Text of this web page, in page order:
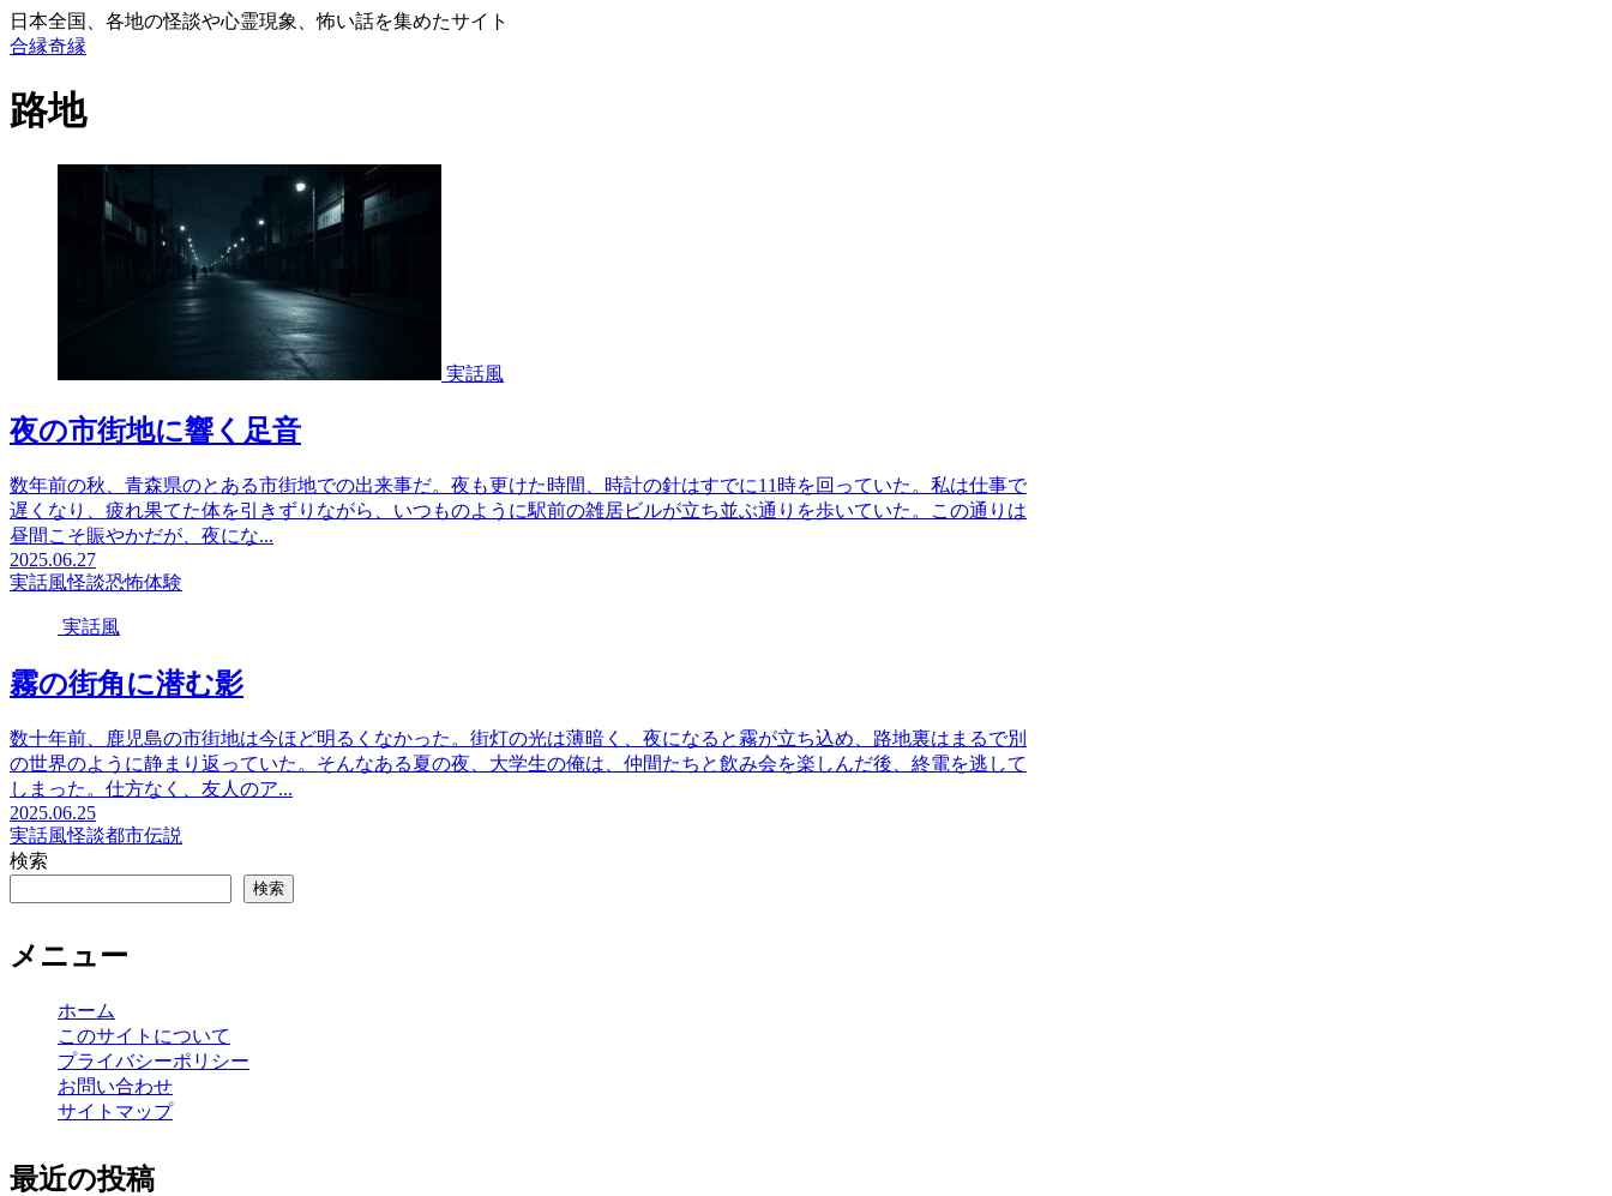
日本全国、各地の怪談や心霊現象、怖い話を集めたサイト
合縁奇縁
路地
実話風
夜の市街地に響く足音
数年前の秋、青森県のとある市街地での出来事だ。夜も更けた時間、時計の針はすでに11時を回っていた。私は仕事で
遅くなり、疲れ果てた体を引きずりながら、いつものように駅前の雑居ビルが立ち並ぶ通りを歩いていた。この通りは
昼間こそ賑やかだが、夜にな...
2025.06.27
実話風怪談恐怖体験
実話風
霧の街角に潜む影
数十年前、鹿児島の市街地は今ほど明るくなかった。街灯の光は薄暗く、夜になると霧が立ち込め、路地裏はまるで別
の世界のように静まり返っていた。そんなある夏の夜、大学生の俺は、仲間たちと飲み会を楽しんだ後、終電を逃して
しまった。仕方なく、友人のア...
2025.06.25
実話風怪談都市伝説
検索
検索
メニュー
ホーム
このサイトについて
プライバシーポリシー
お問い合わせ
サイトマップ
最近の投稿